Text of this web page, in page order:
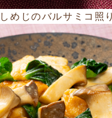
めじのバルサミコ照